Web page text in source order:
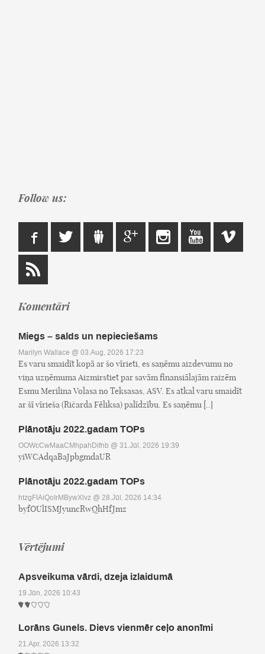
Follow us:
Komentāri
Miegs – salds un nepieciešams
Marilyn Wallace @ 03.Aug, 2026 17:23
Es varu smaidīt kopā ar šo vīrieti, es saņēmu aizdevumu no
viņa uzņēmuma Aizmirstiet par savām finansiālajām raizēm
Esmu Merilina Volasa no Teksasas, ASV. Es atkal varu smaidīt
ar šī vīrieša (Ričarda Fēliksa) palīdzību. Es saņēmu [..]
Plānotāju 2022.gadam TOPs
OOWcCwMaaCMhpahDifnb @ 31.Jūl, 2026 19:39
yiWCAdqaBaJpbgmdaUR
Plānotāju 2022.gadam TOPs
htzgFIAiQoIrMBywXlvz @ 28.Jūl, 2026 14:34
byfOUlISMJyuncRwQhHfJmz
Vērtējumi
Apsveikuma vārdi, dzeja izlaidumā
19.Jūn, 2026 10:43
Lorāns Gunels. Dievs vienmēr ceļo anonīmi
21.Apr, 2026 13:32